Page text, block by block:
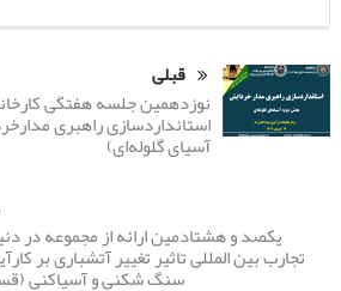
قبلی
نوزدهمین جلسه هفتگی
استانداردسازی راهبری
آسیای گلوله‌ای)
یکصد و هشتادمین ارائه از مجموعه در
تجارب بین المللی تاثیر تغییر آتشباری بر
سنگ شکنی و آسیاکنی